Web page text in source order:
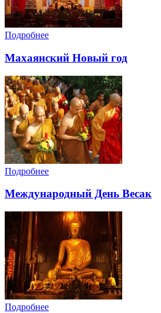
Подробнее
Махаянский Новый год
Подробнее
Международный День Весак
Подробнее